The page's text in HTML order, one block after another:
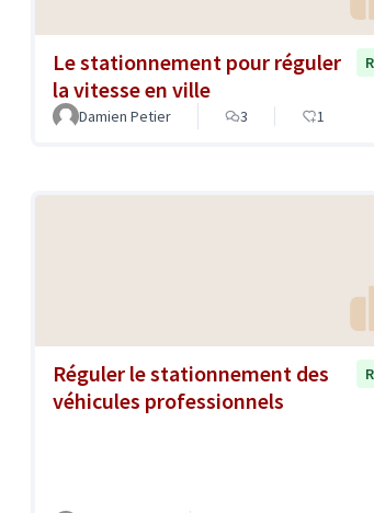
Le stationnement pour réguler
la vitesse en ville
Damien Petier 3 1
Réguler le stationnement des
véhicules professionnels